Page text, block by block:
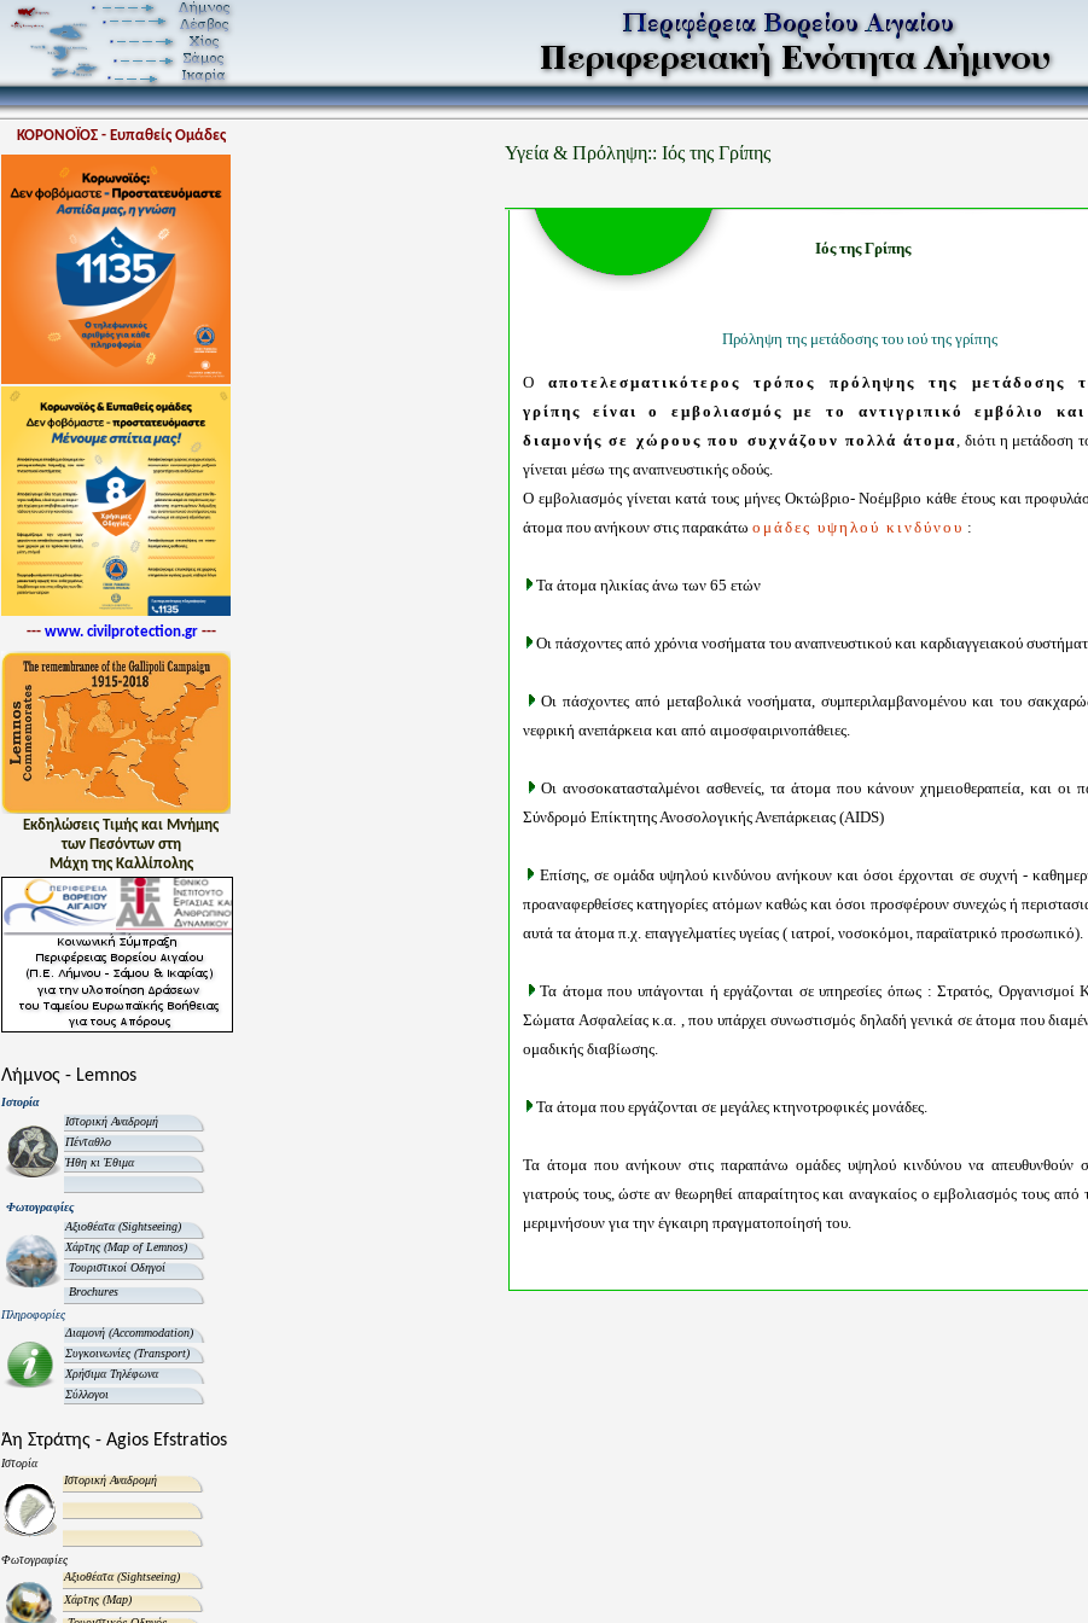
ΚΟΡΟΝΟΪΟΣ - Ευπαθείς Ομάδες
--- www. civilprotection.gr---
Εκδηλώσεις Τιμής και Μνήμης
των Πεσόντων στη
Μάχη της Καλλίπολης
Λήμνος - Lemnos
Ιστορία
Ιστορική Αναδρομή
Πένταθλο
Ήθη κι Έθιμα
Φωτογραφίες
Αξιοθέατα(Sightseeing)
Χάρτης(Map of Lemnos)
Τουριστικοί Οδηγοί
Brochures
Πληροφορίες
Διαμονή (Accommodation)
Συγκοινωνίες (Transport)
Χρήσιμα Τηλέφωνα
Σύλλογοι
Άη Στράτης - Agios Efstratios
Ιστορία
Ιστορική Αναδρομή
Φωτογραφίες
Αξιοθέατα(Sightseeing)
Χάρτης(Map)
Υγεία & Πρόληψη:: Ιός της Γρίπης
Ιός της Γρίπης
Πρόληψη της μετάδοσης του ιού της γρίπης
Ο αποτελεσματικότερος τρόπος πρόληψης της μετάδοσης
γρίπης είναι ο εμβολιασμός με το αντιγριπικό εμβόλιο
διαμονής σε χώρους που συχνάζουν πολλά άτομα, διότι η μετάδοση
γίνεται μέσω της αναπνευστικής οδούς.
Ο εμβολιασμός γίνεται κατά τους μήνες Οκτώβριο- Νοέμβριο κάθε έτους και
άτομα που ανήκουν στις παρακάτω ομάδες υψηλού κινδύνου :
Τα άτομα ηλικίας άνω των 65 ετών
Οι πάσχοντες από χρόνια νοσήματα του αναπνευστικού και καρδιαγγειακού
Οι πάσχοντες από μεταβολικά νοσήματα, συμπεριλαμβανομένου και του
νεφρική ανεπάρκεια και από αιμοσφαιρινοπάθειες.
Οι ανοσοκατασταλμένοι ασθενείς, τα άτομα που κάνουν χημειοθεραπεία, και οι
Σύνδρομό Επίκτητης Ανοσολογικής Ανεπάρκειας (AIDS)
Επίσης, σε ομάδα υψηλού κινδύνου ανήκουν και όσοι έρχονται σε συχνή -
προαναφερθείσες κατηγορίες ατόμων καθώς και όσοι προσφέρουν συνεχώς ή
αυτά τα άτομα π.χ. επαγγελματίες υγείας ( ιατροί, νοσοκόμοι, παραϊατρικό προσωπικό).
Τα άτομα που υπάγονται ή εργάζονται σε υπηρεσίες όπως : Στρατός, Οργανισμοί
Σώματα Ασφαλείας κ.α. , που υπάρχει συνωστισμός δηλαδή γενικά σε άτομα που
ομαδικής διαβίωσης.
Τα άτομα που εργάζονται σε μεγάλες κτηνοτροφικές μονάδες.
Τα άτομα που ανήκουν στις παραπάνω ομάδες υψηλού κινδύνου να απευθυνθούν
γιατρούς τους, ώστε αν θεωρηθεί απαραίτητος και αναγκαίος ο εμβολιασμός τους από
μεριμνήσουν για την έγκαιρη πραγματοποίησή του.